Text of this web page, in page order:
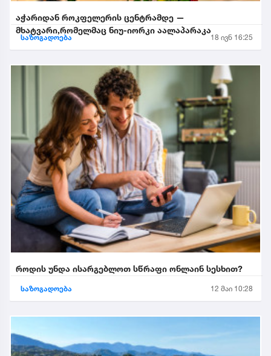
აჭარიდან როკფელერის ცენტრამდე —
მხატვარი,რომელმაც ნიუ-იორკი აალაპარაკა
საზოგადოება 18 ივნ 16:25
როდის უნდა ისარგებლოთ სწრაფი ონლაინ სესხით?
საზოგადოება 12 მაი 10:28